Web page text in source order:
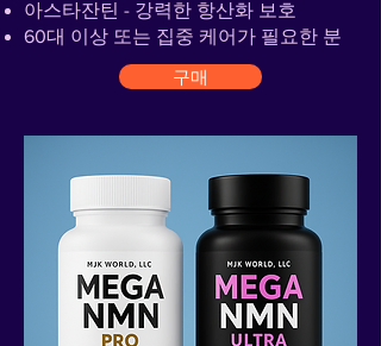
아스타잔틴 - 강력한 항산화 보호
60대 이상 또는 집중 케어가 필요한 분
구매